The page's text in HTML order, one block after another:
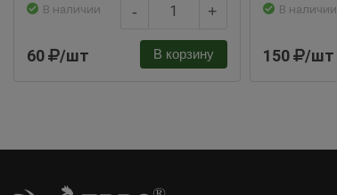
В наличии - +
60 /шт В корзину
В наличии
150 /шт